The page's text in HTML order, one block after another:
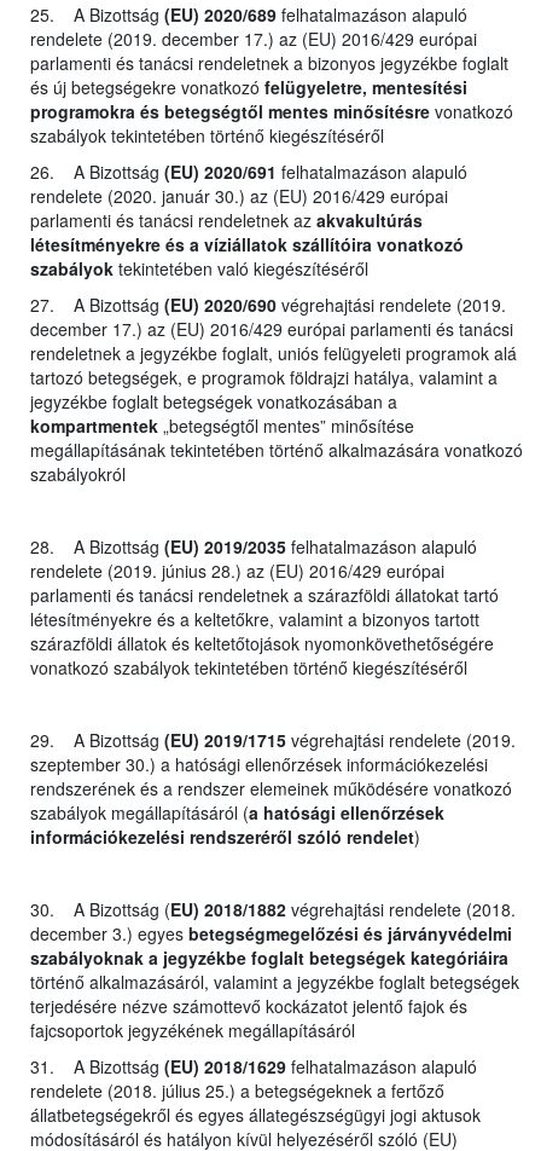
25. A Bizottság (EU) 2020/689 felhatalmazáson alapuló
rendelete (2019. december 17.) az (EU) 2016/429 európai
parlamenti és tanácsi rendeletnek a bizonyos jegyzékbe foglalt
és új betegségekre vonatkozó felügyeletre, mentesítési
programokra és betegségtől mentes minősítésre vonatkozó
szabályok tekintetében történő kiegészítéséről
26. A Bizottság (EU) 2020/691 felhatalmazáson alapuló
rendelete (2020. január 30.) az (EU) 2016/429 európai
parlamenti és tanácsi rendeletnek az akvakultúrás
létesítményekre és a víziállatok szállítóira vonatkozó
szabályok tekintetében való kiegészítéséről
27. A Bizottság (EU) 2020/690 végrehajtási rendelete (2019.
december 17.) az (EU) 2016/429 európai parlamenti és tanácsi
rendeletnek a jegyzékbe foglalt, uniós felügyeleti programok alá
tartozó betegségek, e programok földrajzi hatálya, valamint a
jegyzékbe foglalt betegségek vonatkozásában a
kompartmentek „betegségtől mentes” minősítése
megállapításának tekintetében történő alkalmazására vonatkozó
szabályokról
28. A Bizottság (EU) 2019/2035 felhatalmazáson alapuló
rendelete (2019. június 28.) az (EU) 2016/429 európai
parlamenti és tanácsi rendeletnek a szárazföldi állatokat tartó
létesítményekre és a keltetőkre, valamint a bizonyos tartott
szárazföldi állatok és keltetőtojások nyomonkövethetőségére
vonatkozó szabályok tekintetében történő kiegészítéséről
29. A Bizottság (EU) 2019/1715 végrehajtási rendelete (2019.
szeptember 30.) a hatósági ellenőrzések információkezelési
rendszerének és a rendszer elemeinek működésére vonatkozó
szabályok megállapításáról (a hatósági ellenőrzések
információkezelési rendszeréről szóló rendelet)
30. A Bizottság (EU) 2018/1882 végrehajtási rendelete (2018.
december 3.) egyes betegségmegelőzési és járványvédelmi
szabályoknak a jegyzékbe foglalt betegségek kategóriáira
történő alkalmazásáról, valamint a jegyzékbe foglalt betegségek
terjedésére nézve számottevő kockázatot jelentő fajok és
fajcsoportok jegyzékének megállapításáról
31. A Bizottság (EU) 2018/1629 felhatalmazáson alapuló
rendelete (2018. július 25.) a betegségeknek a fertőző
állatbetegségekről és egyes állategészségügyi jogi aktusok
módosításáról és hatályon kívül helyezéséről szóló (EU)